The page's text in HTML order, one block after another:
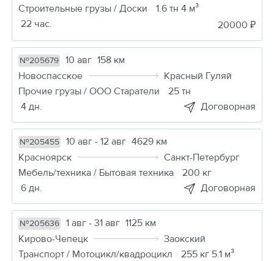
Строительные грузы / Доски
1.6 тн 4 м³
22 час.
20000 ₽
№205679 10 авг 158 км
Новоспасское
Красный Гуляй
Прочие грузы / ООО Старатели
25 тн
4 дн.
Договорная
№205455 10 авг - 12 авг 4629 км
Красноярск
Санкт-Петербург
Мебель/техника / Бытовая техника
200 кг
6 дн.
Договорная
№205636 1 авг - 31 авг 1125 км
Кирово-Чепецк
Заокский
Транспорт / Мотоцикл/квадроцикл
255 кг 5.1 м³